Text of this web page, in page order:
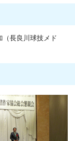
長良川球技メド